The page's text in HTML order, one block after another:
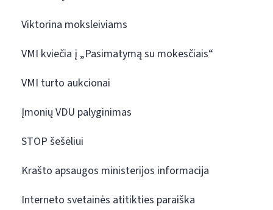
Viktorina moksleiviams
VMI kviečia į „Pasimatymą su mokesčiais“
VMI turto aukcionai
Įmonių VDU palyginimas
STOP šešėliui
Krašto apsaugos ministerijos informacija
Interneto svetainės atitikties paraiška